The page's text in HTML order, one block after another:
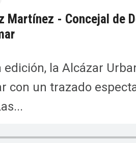
Martínez - Concejal de
la Alcázar
con un trazado